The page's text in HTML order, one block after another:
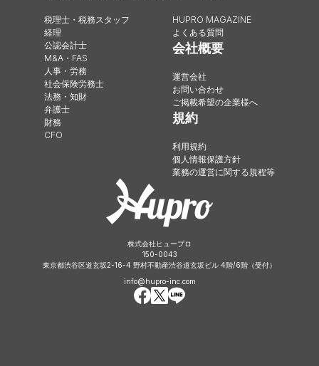
税理士・税務スタッフ
経理
公認会計士
M&A・FAS
人事・労務
社会保険労務士
法務・知財
弁護士
財務
CFO
HUPRO MAGAZINE
よくある質問
会社概要
運営会社
お問い合わせ
ご掲載希望の企業様へ
規約
利用規約
個人情報保護方針
業務の運営に関する規程等
株式会社ヒュープロ
150-0043
東京都渋谷区道玄坂2-16-4 野村不動産渋谷道玄坂ビル 4階/6階（受付）
info@hupro-inc.com